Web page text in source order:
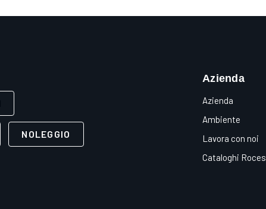
NOLEGGIO
Azienda
Azienda
Ambiente
Lavora con noi
Cataloghi Roces